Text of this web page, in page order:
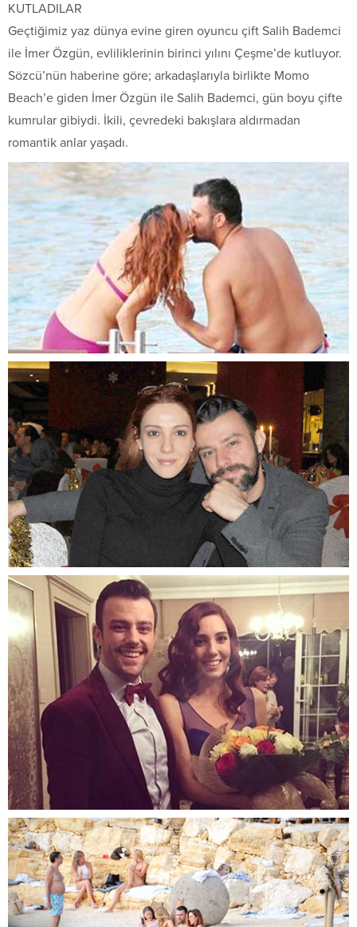
KUTLADILAR
Geçtiğimiz yaz dünya evine giren oyuncu çift Salih Bademci
ile İmer Özgün, evliliklerinin birinci yılını Çeşme’de kutluyor.
Sözcü’nün haberine göre; arkadaşlarıyla birlikte Momo
Beach’e giden İmer Özgün ile Salih Bademci, gün boyu çifte
kumrular gibiydi. İkili, çevredeki bakışlara aldırmadan
romantik anlar yaşadı.